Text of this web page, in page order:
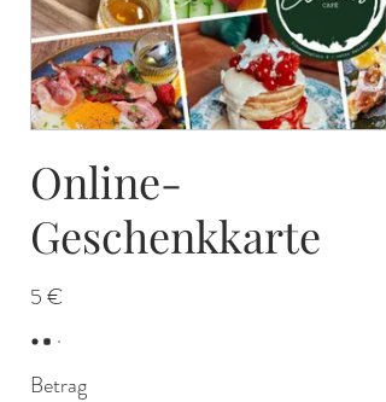
Online-
Geschenkkarte
5 €
Betrag